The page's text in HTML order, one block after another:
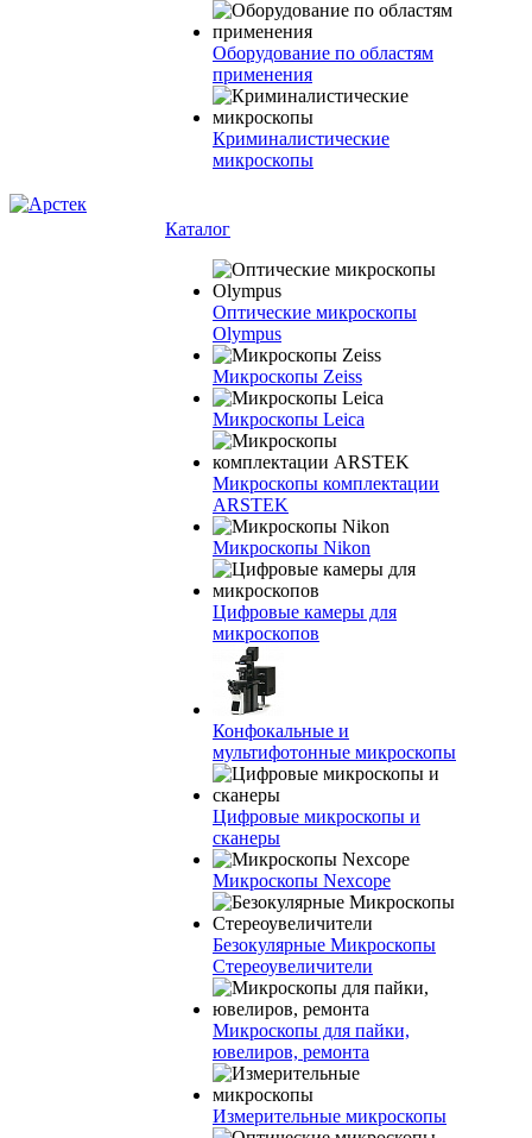
Оборудование по областям
применения
Криминалистические
микроскопы
Каталог
Оптические микроскопы
Olympus
Микроскопы Zeiss
Микроскопы Leica
Микроскопы комплектации
ARSTEK
Микроскопы Nikon
Цифровые камеры для
микроскопов
Конфокальные и
мультифотонные микроскопы
Цифровые микроскопы и
сканеры
Микроскопы Nexcope
Безокулярные Микроскопы
Стереоувеличители
Микроскопы для пайки,
ювелиров, ремонта
Измерительные микроскопы